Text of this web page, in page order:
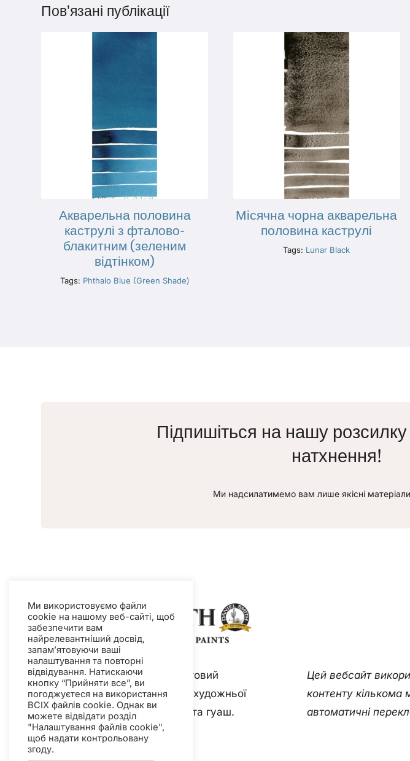
Пов'язані публікації
Акварельна половина
каструлі з фталово-
блакитним (зеленим
відтінком)
Tags: Phthalo Blue (Green Shade)
Місячна чорна акварельна
половина каструлі
Tags: Lunar Black
Підпишіться на нашу
натхнення!
Ми надсилатимемо вам лише якісні
Daniel Smith — провідний світовий
виробник фарб та матеріалів художньої
якості, включаючи акварель та гуаш.
Цей вебсайт
контенту
автоматичні
Ми використовуємо файли
cookie на нашому веб-сайті, щоб
забезпечити вам
найрелевантніший досвід,
запам’ятовуючи ваші
налаштування та повторні
відвідування. Натискаючи
кнопку “Прийняти все”, ви
погоджуєтеся на використання
ВСІХ файлів cookie. Однак ви
можете відвідати розділ
"Налаштування файлів cookie",
щоб надати контрольовану
згоду.